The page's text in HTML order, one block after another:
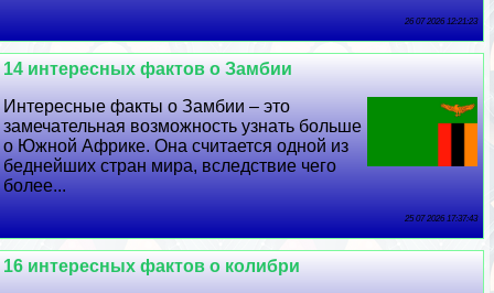
26 07 2026 12:21:23
14 интересных фактов о Замбии
Интересные факты о Замбии – это
замечательная возможность узнать больше
о Южной Африке. Она считается одной из
беднейших стран мира, вследствие чего
более...
25 07 2026 17:37:43
16 интересных фактов о колибри